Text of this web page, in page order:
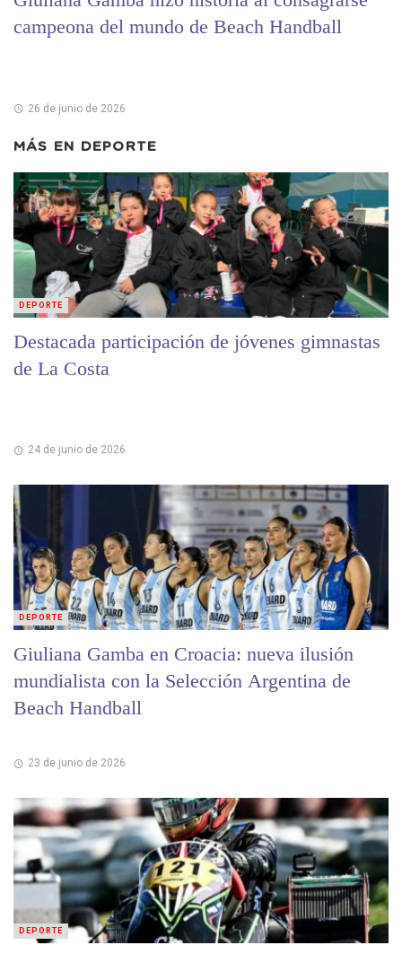
campeona del mundo de Beach Handball
26 de junio de 2026
MÁS EN DEPORTE
Destacada participación de jóvenes gimnastas
de La Costa
24 de junio de 2026
DEPORTE
Giuliana Gamba en Croacia: nueva ilusión
mundialista con la Selección Argentina de
Beach Handball
23 de junio de 2026
DEPORTE
DEPORTE